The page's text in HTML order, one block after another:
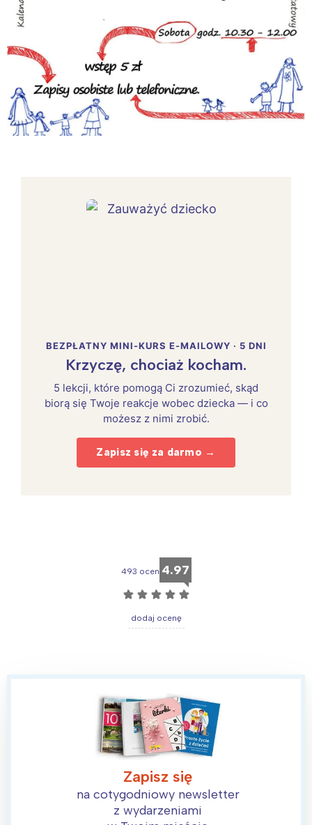
BEZPŁATNY MINI-KURS E-MAILOWY · 5 DNI
Krzyczę, chociaż kocham.
5 lekcji, które pomogą Ci zrozumieć, skąd
biorą się Twoje reakcje wobec dziecka — i co
możesz z nimi zrobić.
Zapisz się za darmo →
493 ocen 4.97
☆ ☆ ☆ ☆ ☆
dodaj ocenę
Zapisz się
na cotygodniowy newsletter
z wydarzeniami